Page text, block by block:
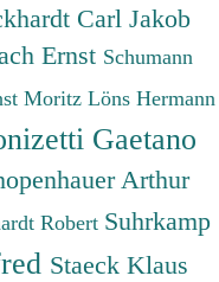
Carl Jakob
Ernst Schumann
Moritz Löns Hermann
Gaetano
Arthur
Robert Suhrkamp
Staeck Klaus